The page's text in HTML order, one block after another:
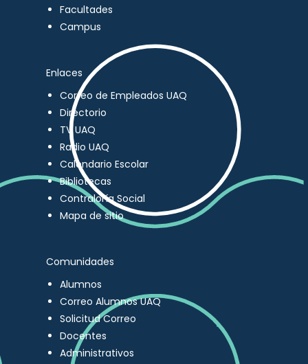
Facultades
Campus
Enlaces
Correo de Empleados UAQ
Directorio
TV UAQ
Radio UAQ
Calendario Escolar
Bibliotecas
Contraloría Social
Mapa de sitio
Comunidades
Alumnos
Correo Alumnos UAQ
Solicitud Correo
Docentes
Administrativos